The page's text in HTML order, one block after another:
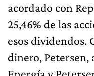
acordado con
25,46% de las
esos dividendos.
dinero, Petersen,